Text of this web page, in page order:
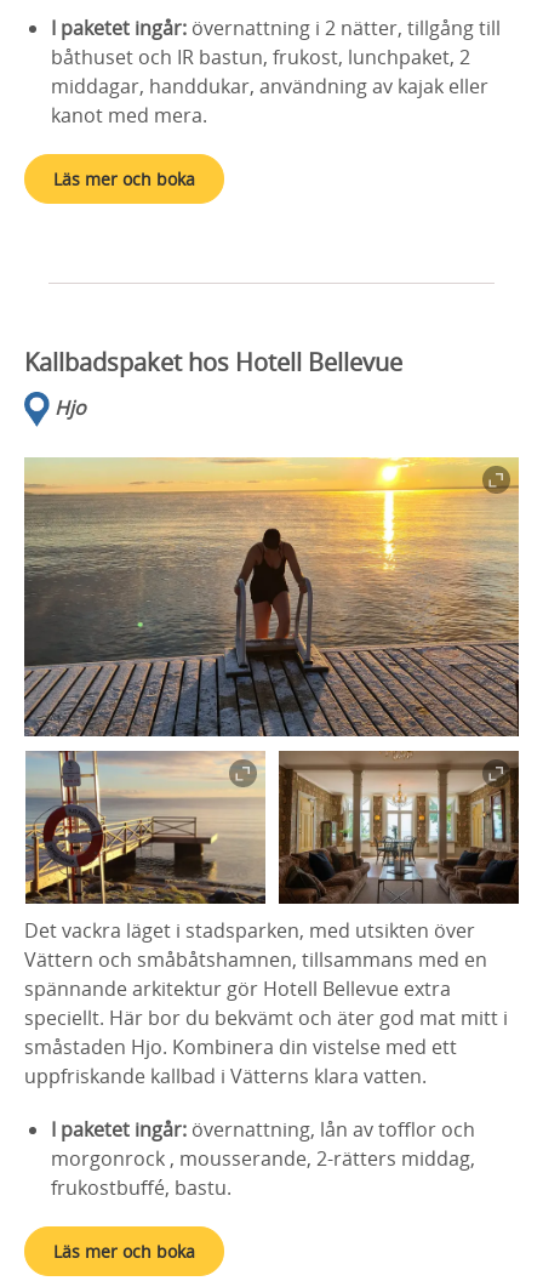
I paketet ingår: övernattning i 2 nätter, tillgång till
båthuset och IR bastun, frukost, lunchpaket, 2
middagar, handdukar, användning av kajak eller
kanot med mera.
Läs mer och boka
Kallbadspaket hos Hotell Bellevue
Hjo
Det vackra läget i stadsparken, med utsikten över
Vättern och småbåtshamnen, tillsammans med en
spännande arkitektur gör Hotell Bellevue extra
speciellt. Här bor du bekvämt och äter god mat mitt i
småstaden Hjo. Kombinera din vistelse med ett
uppfriskande kallbad i Vätterns klara vatten.
I paketet ingår: övernattning, lån av tofflor och
morgonrock , mousserande, 2-rätters middag,
frukostbuffé, bastu.
Läs mer och boka